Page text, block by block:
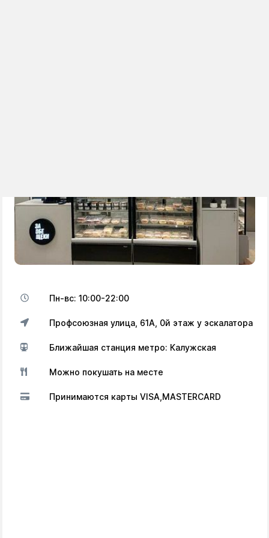
Пн-вс: 10:00-22:00
Профсоюзная улица, 61А, 0й этаж у эскалатора
Ближайшая станция метро: Калужская
Можно покушать на месте
Принимаются карты VISA,MASTERCARD